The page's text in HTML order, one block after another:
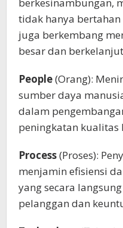
tidak hanya
juga berkembang
besar dan
People(Orang):
sumber daya
dalam
peningkatan kualitas
Process(Proses):
menjamin efisiensi
yang secara
pelanggan dan